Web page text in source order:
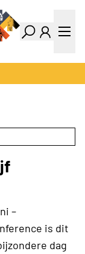
–
is dit
dag